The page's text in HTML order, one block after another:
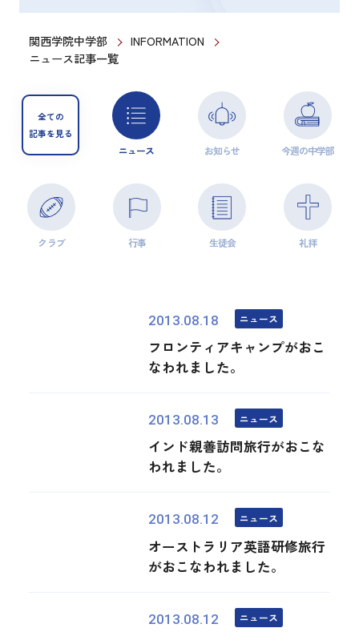
関西学院中学部
INFORMATION
ニュース記事一覧
全ての
記事を見る
ニュース お知らせ 今週の中学部
クラブ 行事 生徒会 礼拝
2013.08.18 ニュース
フロンティアキャンプがおこ
なわれました。
2013.08.13 ニュース
インド親善訪問旅行がおこな
われました。
2013.08.12 ニュース
オーストラリア英語研修旅行
がおこなわれました。
2013.08.12 ニュース